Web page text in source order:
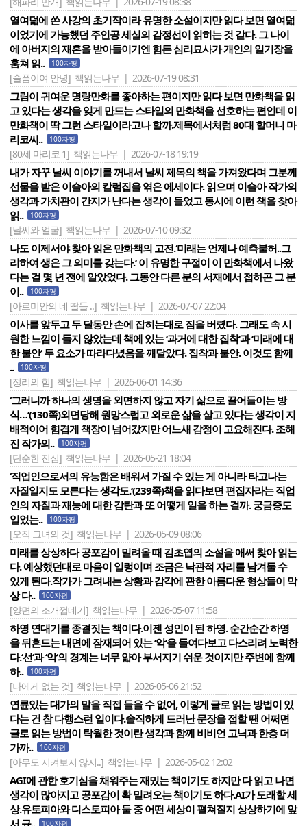
열여덟에 쓴 사강의 초기작이라 유명한 소설이지만 읽다 보면 열여덟
이었기에 가능했던 주인공 세실의 감정선이 읽히는 것 같다. 그 나이
에 아버지의 재혼을 받아들이기엔 힘든 심리묘사가 개인의 일기장을
훔쳐 읽..
100자평
[슬픔이여 안녕] 책읽는나무 | 2026-07-19 08:31
그림이 귀여운 명랑만화를 좋아하는 편이지만 읽다 보면 만화책을 읽
고 있다는 생각을 잊게 만드는 스타일의 만화책을 선호하는 편인데 이
만화책이 딱 그런 스타일이라고나 할까.제목에서처럼 80대 할머니 마
리코씨..
100자평
[80세 마리코 1] 책읽는나무 | 2026-07-18 19:19
내가 자꾸 날씨 이야기를 꺼내서 날씨 제목의 책을 가져왔다며 그분께
선물을 받은 이슬아의 칼럼집을 엮은 에세이다. 읽으며 이슬아 작가의
생각과 가치관이 간지가 난다는 생각이 들었고 동시에 이런 책을 찾아
읽..
100자평
[날씨와 얼굴] 책읽는나무 | 2026-07-10 09:32
나도 이제서야 찾아 읽은 만화책의 고전.‘미래는 언제나 예측불허..그
리하여 생은 그 의미를 갖는다.‘ 이 유명한 구절이 이 만화책에서 나왔
다는 걸 몇 년 전에 알았었다. 그동안 다른 분의 서재에서 접하곤 그 분
이..
100자평
[아르미안의 네 딸들 ..] 책읽는나무 | 2026-07-07 22:04
이사를 앞두고 두 달동안 손에 잡히는대로 짐을 버렸다. 그래도 속 시
원한 느낌이 들지 않았는데 책에 있는 ‘과거에 대한 집착‘과 ‘미래에 대
한 불안‘ 두 요소가 따라다녔음을 깨달았다. 집착과 불안. 이것도 함께
..
100자평
[정리의 힘] 책읽는나무 | 2026-06-01 14:36
‘그러니까 하나의 생명을 외면하지 않고 자기 삶으로 끌어들이는 방
식…‘(130쪽)외면당해 원망스럽고 외로운 삶을 살고 있다는 생각이 지
배적이어 힘겹게 책장이 넘어갔지만 어느새 감정이 고요해진다. 조해
진 작가의..
100자평
[단순한 진심] 책읽는나무 | 2026-05-21 18:04
‘직업인으로서의 유능함은 배워서 가질 수 있는 게 아니라 타고나는
자질일지도 모른다는 생각도.‘(239쪽)책을 읽다보면 편집자라는 직업
인의 자질과 재능에 대한 감탄과 또 어떻게 일을 하는 걸까. 궁금증도
일었는..
100자평
[오직 그녀의 것] 책읽는나무 | 2026-05-09 08:06
미래를 상상하다 공포감이 밀려올 때 김초엽의 소설을 애써 찾아 읽는
다. 예상했던대로 마음이 일렁이며 조금은 낙관적 자리를 남겨둘 수
있게 된다.작가가 그려내는 상황과 감각에 관한 아름다운 형상들이 막
상 다..
100자평
[양면의 조개껍데기] 책읽는나무 | 2026-05-07 11:58
하영 연대기를 종결짓는 책이다.이젠 성인이 된 하영. 순간순간 하영
을 뒤흔드는 내면에 잠재되어 있는 ‘악‘을 들여다보고 다스리려 노력한
다.‘선‘과 ‘악‘의 경계는 너무 얇아 부서지기 쉬운 것이지만 주변에 함께
하..
100자평
[나에게 없는 것] 책읽는나무 | 2026-05-06 21:52
연륜있는 대가의 말을 직접 들을 수 없어, 이렇게 글로 읽는 방법이 있
다는 건 참 다행스런 일이다.솔직하게 드러난 문장을 접할 땐 어쩌면
글로 읽는 방법이 탁월한 것이란 생각과 함께 비비언 고닉과 한층 더
가까..
100자평
[아무도 지켜보지 않지..] 책읽는나무 | 2026-05-02 12:02
AGI에 관한 호기심을 채워주는 재밌는 책이기도 하지만 다 읽고 나면
생각이 많아지고 공포감이 확 밀려오는 책이기도 하다.AI가 도래할 세
상.유토피아와 디스토피아 둘 중 어떤 세상이 펼쳐질지 상상하기에 앞
100자평